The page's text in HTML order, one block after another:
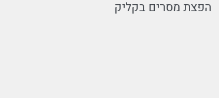
הפצת מסרים בקליק